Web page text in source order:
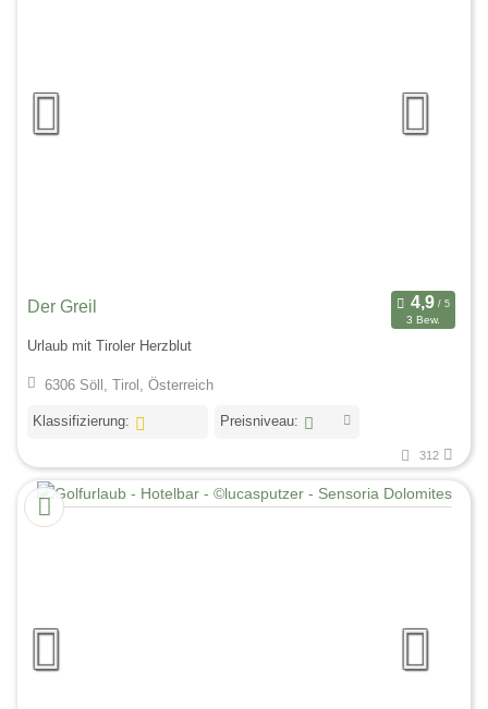
Der Greil
3 Bew.
Urlaub mit Tiroler Herzblut
6306 Söll, Tirol, Österreich
Klassifizierung: Preisniveau:
312